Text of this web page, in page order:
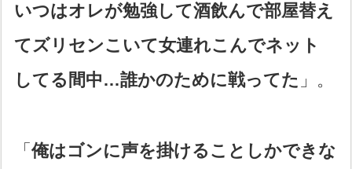
いつはオレが勉強して酒飲んで部屋替え
てズリセンこいて女連れこんでネット
してる間中…誰かのために戦ってた 」。
「俺はゴンに声を掛けることしかできな